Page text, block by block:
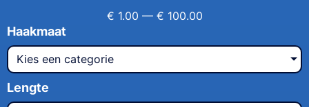
€ 1.00 — € 100.00
Haakmaat
Kies een categorie
Lengte